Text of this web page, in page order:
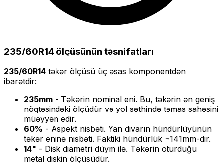
235/60R14 ölçüsünün təsnifatları
235/60R14 təkər ölçüsü üç əsas komponentdən
ibarətdir:
235mm - Təkərin nominal eni. Bu, təkərin ən geniş
nöqtəsindəki ölçüdür və yol səthində təmas sahəsini
müəyyən edir.
60% - Aspekt nisbəti. Yan divarın hündürlüyünün
təkər eninə nisbəti. Faktiki hündürlük ~141mm-dir.
14" - Disk diametri düym ilə. Təkərin oturduğu
metal diskin ölçüsüdür.